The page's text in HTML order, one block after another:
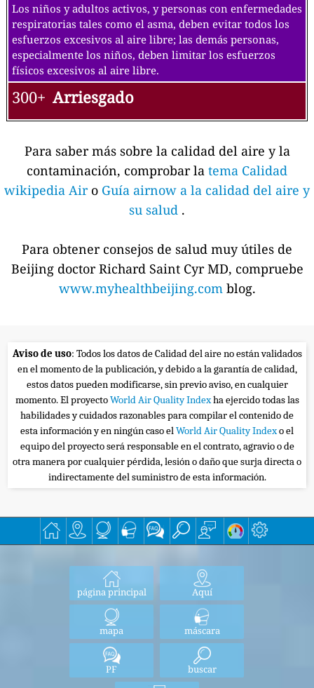
Los niños y adultos activos, y personas con enfermedades
respiratorias tales como el asma, deben evitar todos los
esfuerzos excesivos al aire libre; las demás personas,
especialmente los niños, deben limitar los esfuerzos
físicos excesivos al aire libre.
300+ Arriesgado
Para saber más sobre la calidad del aire y la
contaminación, comprobar la tema Calidad
wikipedia Air o Guía airnow a la calidad del aire y
su salud .
Para obtener consejos de salud muy útiles de
Beijing doctor Richard Saint Cyr MD, compruebe
www.myhealthbeijing.com blog.
Aviso de uso: Todos los datos de Calidad del aire no están validados
en el momento de la publicación, y debido a la garantía de calidad,
estos datos pueden modificarse, sin previo aviso, en cualquier
momento. El proyectoWorld Air Quality Indexha ejercido todas las
habilidades y cuidados razonables para compilar el contenido de
esta información y en ningún caso elWorld Air Quality Indexo el
equipo del proyecto será responsable en el contrato, agravio o de
otra manera por cualquier pérdida, lesión o daño que surja directa o
indirectamente del suministro de esta información.
página principal Aquí
mapa máscara
PF buscar